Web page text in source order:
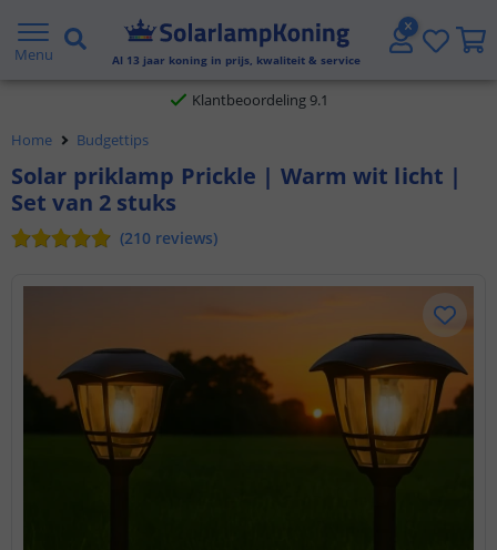
Menu Al 13 jaar koning in prijs, kwaliteit & service
Gratis verzending vanaf € 20,- NL en BE
Klantbeoordeling 9.1
Voor 23:45 uur besteld,
Home Budgettips
Solar priklamp Prickle | Warm wit licht |
Set van 2 stuks
(210 reviews)